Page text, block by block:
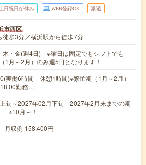
日祝日が休み WEB登録OK 派遣
市西区
徒歩3分／横浜駅から徒歩7分
木・金(週4日) ※曜日は固定でもシフトでも
1月～2月）のみ週5日となります！
実働6時間 休憩1時間)※繁忙期（1月～2月）
勤務…
旬～2027年02月下旬 2027年2月末までの期
※10月～！
収例 158,400円